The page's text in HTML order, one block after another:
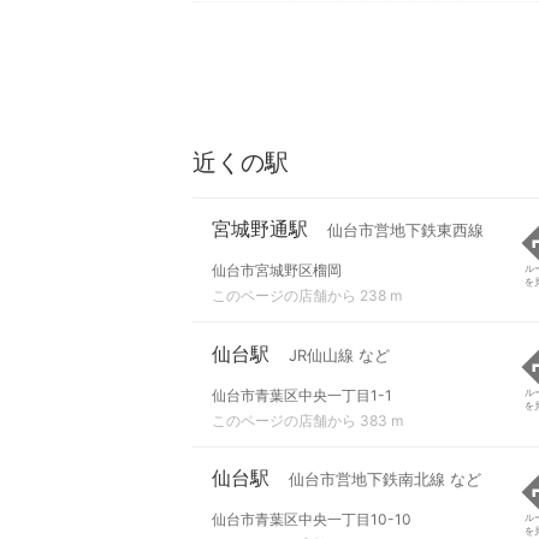
近くの駅
宮城野通駅 仙台市営地下鉄東西線
仙台市宮城野区榴岡
このページの店舗から 238 m
ル
を
仙台駅 JR仙山線 など
仙台市青葉区中央一丁目1-1
このページの店舗から 383 m
ル
を
仙台駅 仙台市営地下鉄南北線 など
仙台市青葉区中央一丁目10-10
ル
を